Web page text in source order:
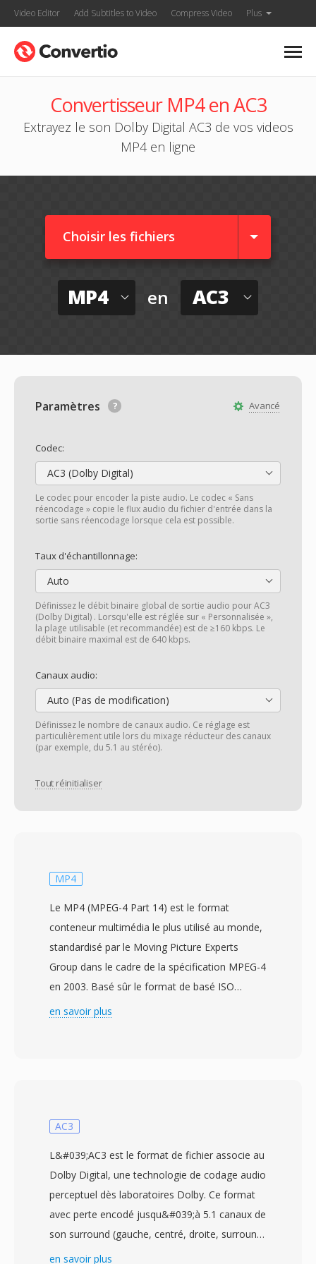
Video Editor Add Subtitles to Video Compress Video Plus
Convertisseur MP4 en AC3
Extrayez le son Dolby Digital AC3 de vos videos
MP4 en ligne
Choisir les fichiers
MP4 en AC3
Avancé
Paramètres
Codec:
AC3 (Dolby Digital)
Le codec pour encoder la piste audio. Le codec « Sans
réencodage » copie le flux audio du fichier d'entrée dans la
sortie sans réencodage lorsque cela est possible.
Taux d'échantillonnage:
Auto
Définissez le débit binaire global de sortie audio pour AC3
(Dolby Digital) . Lorsqu'elle est réglée sur « Personnalisée »,
la plage utilisable (et recommandée) est de ≥160 kbps. Le
débit binaire maximal est de 640 kbps.
Canaux audio:
Auto (Pas de modification)
Définissez le nombre de canaux audio. Ce réglage est
particulièrement utile lors du mixage réducteur des canaux
(par exemple, du 5.1 au stéréo).
Tout réinitialiser
MP4
Le MP4 (MPEG-4 Part 14) est le format
conteneur multimédia le plus utilisé au monde,
standardisé par le Moving Picture Experts
Group dans le cadre de la spécification MPEG-4
en 2003. Basé sûr le format de basé ISO
(MPEG-4 Part 12), qui s&#039;est lui-même
plus couramment de la vidéo H.264 où H.265
prenne également en chargé un large éventail
de codecs alternatifs incluant AV1, VP9, MPEG-
4 Visual, AC-3 et ALAC. La conception prend en
chargé dès fonctionnalités avancées telles que
les indications de streaming pour le
en savoir plus
AC3
L&#039;AC3 est le format de fichier associe au
Dolby Digital, une technologie de codage audio
perceptuel dès laboratoires Dolby. Ce format
avec perte encodé jusqu&#039;à 5.1 canaux de
son surround (gauche, centré, droite, surround
gauche, surround droite et LFE) dans un flux de
en savoir plus